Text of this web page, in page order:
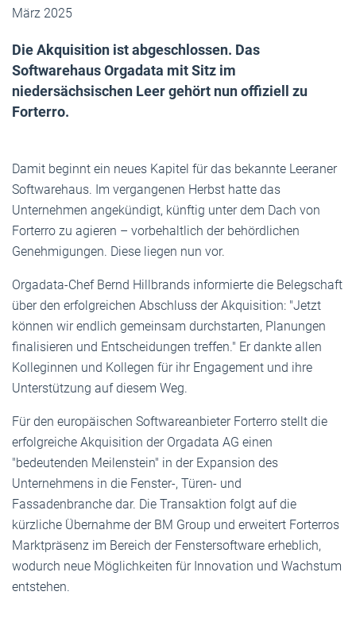
März 2025
Die Akquisition ist abgeschlossen. Das
Softwarehaus Orgadata mit Sitz im
niedersächsischen Leer gehört nun offiziell zu
Forterro.
Damit beginnt ein neues Kapitel für das bekannte Leeraner
Softwarehaus. Im vergangenen Herbst hatte das
Unternehmen angekündigt, künftig unter dem Dach von
Forterro zu agieren – vorbehaltlich der behördlichen
Genehmigungen. Diese liegen nun vor.
Orgadata-Chef Bernd Hillbrands informierte die Belegschaft
über den erfolgreichen Abschluss der Akquisition: "Jetzt
können wir endlich gemeinsam durchstarten, Planungen
finalisieren und Entscheidungen treffen." Er dankte allen
Kolleginnen und Kollegen für ihr Engagement und ihre
Unterstützung auf diesem Weg.
Für den europäischen Softwareanbieter Forterro stellt die
erfolgreiche Akquisition der Orgadata AG einen
"bedeutenden Meilenstein" in der Expansion des
Unternehmens in die Fenster-, Türen- und
Fassadenbranche dar. Die Transaktion folgt auf die
kürzliche Übernahme der BM Group und erweitert Forterros
Marktpräsenz im Bereich der Fenstersoftware erheblich,
wodurch neue Möglichkeiten für Innovation und Wachstum
entstehen.